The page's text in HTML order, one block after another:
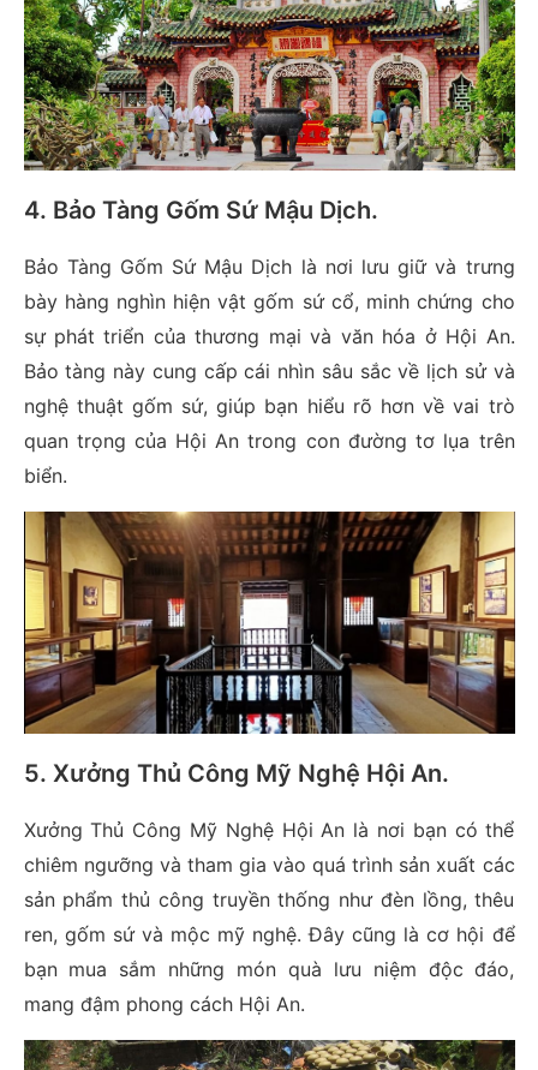
4. Bảo Tàng Gốm Sứ Mậu Dịch.
Bảo Tàng Gốm Sứ Mậu Dịch là nơi lưu giữ và trưng
bày hàng nghìn hiện vật gốm sứ cổ, minh chứng cho
sự phát triển của thương mại và văn hóa ở Hội An.
Bảo tàng này cung cấp cái nhìn sâu sắc về lịch sử và
nghệ thuật gốm sứ, giúp bạn hiểu rõ hơn về vai trò
quan trọng của Hội An trong con đường tơ lụa trên
biển.
5. Xưởng Thủ Công Mỹ Nghệ Hội An.
Xưởng Thủ Công Mỹ Nghệ Hội An là nơi bạn có thể
chiêm ngưỡng và tham gia vào quá trình sản xuất các
sản phẩm thủ công truyền thống như đèn lồng, thêu
ren, gốm sứ và mộc mỹ nghệ. Đây cũng là cơ hội để
bạn mua sắm những món quà lưu niệm độc đáo,
mang đậm phong cách Hội An.